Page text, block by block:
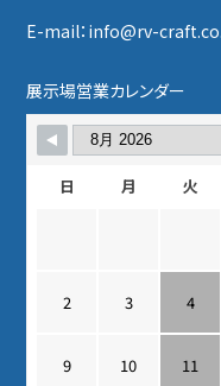
E-mail：info@rv-
展示場営業カレンダー
日 月 火
2 3 4
9 10 11